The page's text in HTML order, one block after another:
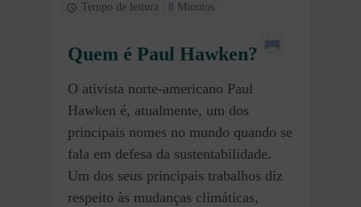
Tempo de leitura : 8 Minutos
Quem é Paul Hawken?
O ativista norte-americano Paul
Hawken é, atualmente, um dos
principais nomes no mundo quando se
fala em defesa da sustentabilidade.
Um dos seus principais trabalhos diz
respeito às mudanças climáticas,